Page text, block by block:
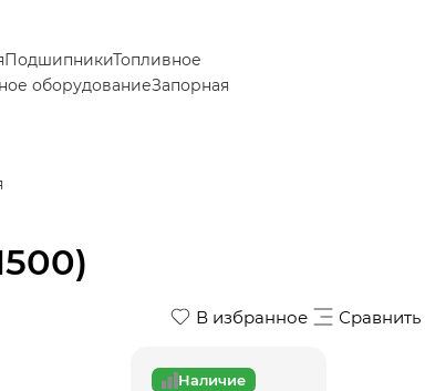
ПодшипникиТопливное
оборудованиеЗапорная
В избранное Сравнить
Наличие